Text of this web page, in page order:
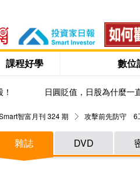
課程好學 數位
日圓貶值，日股為什麼一
智富月刊 324 期 攻擊前先防守 6
雜誌 DVD